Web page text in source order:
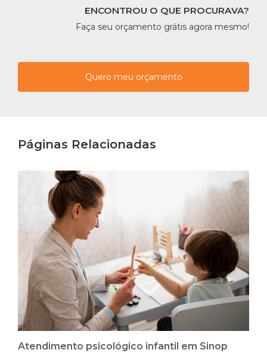
ENCONTROU O QUE PROCURAVA?
Faça seu orçamento grátis agora mesmo!
Quero meu orçamento
Páginas Relacionadas
Atendimento psicológico infantil em Sinop